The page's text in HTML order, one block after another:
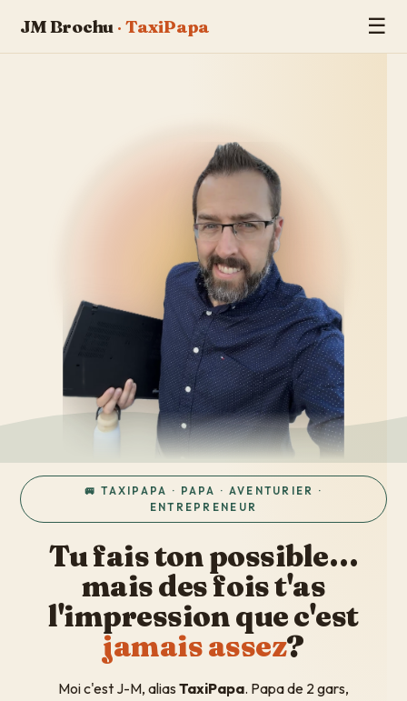
JM Brochu · TaxiPapa ☰
🚐 TAXIPAPA · PAPA · AVENTURIER ·
ENTREPRENEUR
Tu fais ton possible…
mais des fois t'as
l'impression que c'est
jamais assez?
Moi c'est J-M, alias TaxiPapa. Papa de 2 gars,